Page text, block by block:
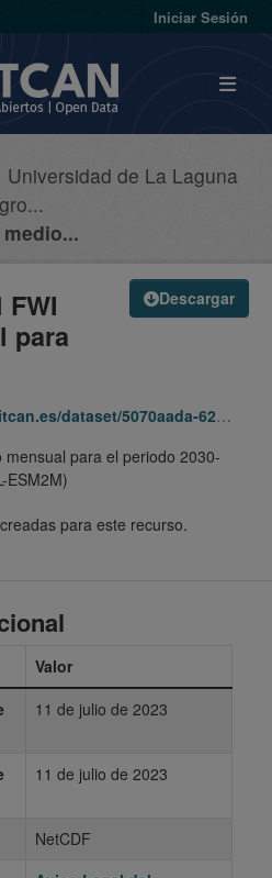
Iniciar Sesión
Universidad de La Laguna
Descargar
para
0907-428f-b474-0f1a8e50e96a/download/canary_fwi_2030_2059_rcp45_monthly_mean_wrf_driven_by_gfdl_esm2m.nc
para el periodo 2030-
ESM2M)
para este recurso.
Valor
11 de julio de 2023
11 de julio de 2023
NetCDF